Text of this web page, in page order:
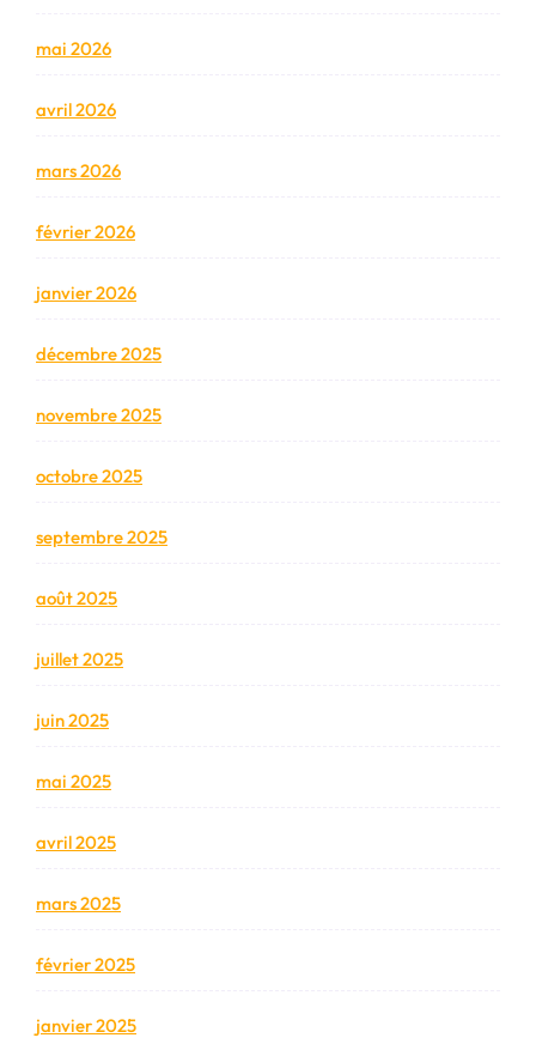
mai 2026
avril 2026
mars 2026
février 2026
janvier 2026
décembre 2025
novembre 2025
octobre 2025
septembre 2025
août 2025
juillet 2025
juin 2025
mai 2025
avril 2025
mars 2025
février 2025
janvier 2025